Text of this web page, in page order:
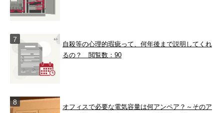
自殺等の心理的瑕疵って、何年後まで説明してくれ
るの？
閲覧数：90
オフィスで必要な電気容量は何アンペア？～そのア